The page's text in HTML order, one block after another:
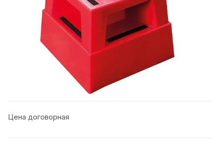
Цена договорная